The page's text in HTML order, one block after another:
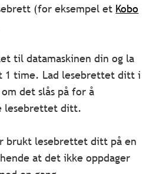
(for eksempel et Kobo
til datamaskinen din og la
1 time. Lad lesebrettet ditt i
det slås på for å
lesebrettet ditt.
brukt lesebrettet ditt på en
at det ikke oppdager